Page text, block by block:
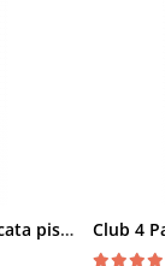
Club 4 Paws Sensitive Hrana uscata pisici adulte, 14kg